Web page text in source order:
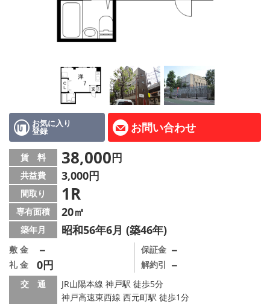
ペット飼育可能
路線·駅から探す
地域から探す
地図から探す
店舗情報·アクセス
会社概要
メールでお問い合わせ
お気に入り
登録 お問い合わせ
賃 料 38,000円
共益費 3,000円
間取り 1R
専有面積 20㎡
築年月 昭和56年6月 (築46年)
敷 金 －
礼 金 0円
保証金 －
解約引 －
交 通
JR山陽本線 神戸駅 徒歩5分
神戸高速東西線 西元町駅 徒歩1分